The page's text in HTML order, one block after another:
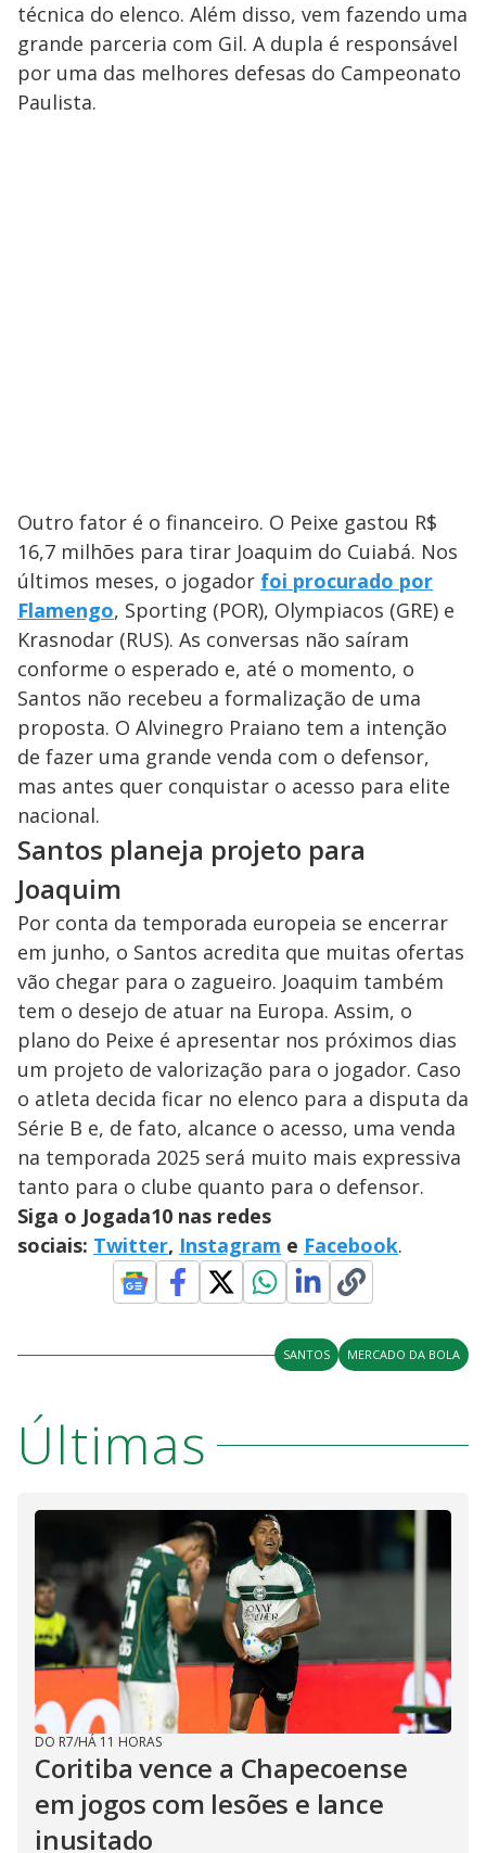
técnica do elenco. Além disso, vem fazendo uma
grande parceria com Gil. A dupla é responsável
por uma das melhores defesas do Campeonato
Paulista.
Outro fator é o financeiro. O Peixe gastou R$
16,7 milhões para tirar Joaquim do Cuiabá. Nos
últimos meses, o jogador foi procurado por
Flamengo, Sporting (POR), Olympiacos (GRE) e
Krasnodar (RUS). As conversas não saíram
conforme o esperado e, até o momento, o
Santos não recebeu a formalização de uma
proposta. O Alvinegro Praiano tem a intenção
de fazer uma grande venda com o defensor,
mas antes quer conquistar o acesso para elite
nacional.
Santos planeja projeto para
Joaquim
Por conta da temporada europeia se encerrar
em junho, o Santos acredita que muitas ofertas
vão chegar para o zagueiro. Joaquim também
tem o desejo de atuar na Europa. Assim, o
plano do Peixe é apresentar nos próximos dias
um projeto de valorização para o jogador. Caso
o atleta decida ficar no elenco para a disputa da
Série B e, de fato, alcance o acesso, uma venda
na temporada 2025 será muito mais expressiva
tanto para o clube quanto para o defensor.
Siga o Jogada10 nas redes
sociais: Twitter, Instagram e Facebook.
SANTOS MERCADO DA BOLA
Últimas
DO R7/HÁ 11 HORAS
Coritiba vence a Chapecoense
em jogos com lesões e lance
inusitado